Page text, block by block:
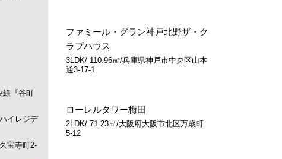
線『谷町
イレジデ
宝寺町2-
ファミール・グラン神戸北野ザ・ク
ラブハウス
3LDK/ 110.96㎡/兵庫県神戸市中央区山本
通3-17-1
ローレルタワー梅田
2LDK/ 71.23㎡/大阪府大阪市北区万歳町
5-12